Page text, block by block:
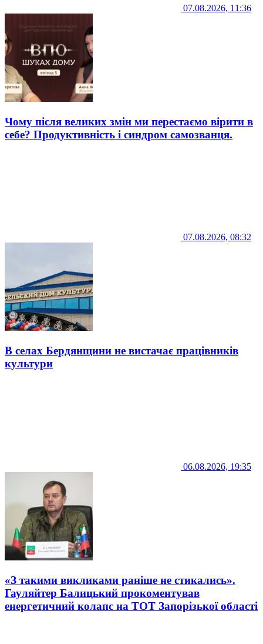
07.08.2026, 11:36
Чому після великих змін ми перестаємо вірити в
себе? Продуктивність і синдром самозванця.
07.08.2026, 08:32
В селах Бердянщини не вистачає працівників
культури
06.08.2026, 19:35
«З такими викликами раніше не стикались».
Гауляйтер Балицький прокоментував
енергетичний колапс на ТОТ Запорізької області